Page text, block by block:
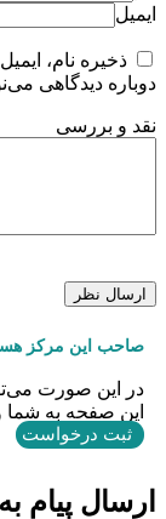
ایمیل
ذخیره نام،
دوباره دیدگاهی
نقد و بررسی
صاحب این مرکز
در این صورت
این صفحه به شما
ثبت درخواست
ارسال پیام